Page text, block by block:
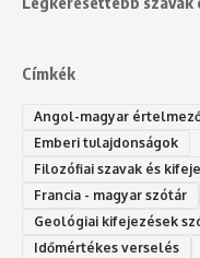
Címkék
Angol-magyar
Emberi tulajdonságok
Filozófiai szavak és
Francia - magyar szótár
Geológiai kifejezések
Időmértékes verselés